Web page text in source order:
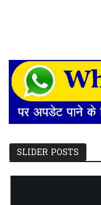
SLIDER POSTS